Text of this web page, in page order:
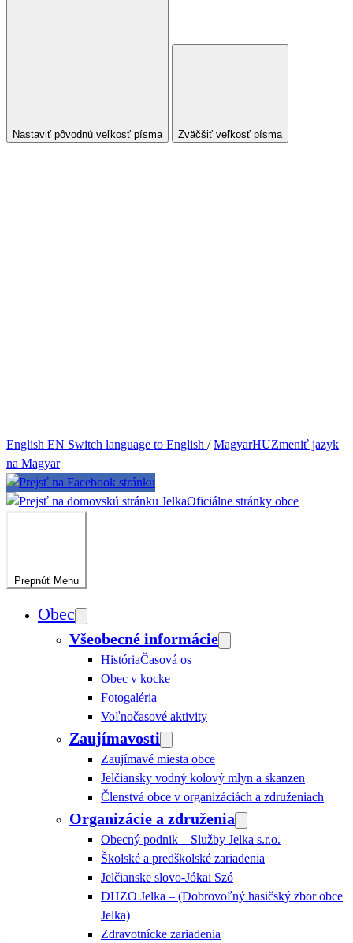
Nastaviť pôvodnú veľkosť písma Zväčšiť veľkosť písma
English EN Switch language to English /MagyarHUZmeniť jazyk
na Magyar
JelkaOficiálne stránky obce
Prepnúť Menu
Obec
Všeobecné informácie
HistóriaČasová os
Obec v kocke
Fotogaléria
Voľnočasové aktivity
Zaujímavosti
Zaujímavé miesta obce
Jelčiansky vodný kolový mlyn a skanzen
Členstvá obce v organizáciách a združeniach
Organizácie a združenia
Obecný podnik – Služby Jelka s.r.o.
Školské a predškolské zariadenia
Jelčianske slovo-Jókai Szó
DHZO Jelka – (Dobrovoľný hasičský zbor obce
Jelka)
Zdravotnícke zariadenia